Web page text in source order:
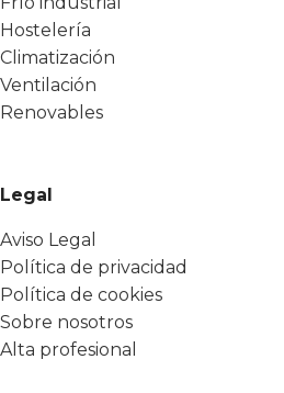
Hostelería
Climatización
Ventilación
Renovables
Legal
Aviso Legal
Política de privacidad
Política de cookies
Sobre nosotros
Alta profesional